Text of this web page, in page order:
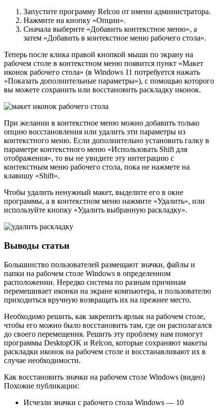
Запустите программу Relcon от имени администратора.
Нажмите на кнопку «Опции».
Сначала выберите «Добавить контекстное меню», а
затем «Добавить в контекстное меню рабочего стола».
Теперь после клика правой кнопкой мыши по экрану на
рабочем столе в контекстном меню появится пункт «Макет
иконок рабочего стола» (в Windows 11 потребуется нажать
«Показать дополнительные параметры»), с помощью которого
вы можете сохранить или восстановить раскладку иконок.
При желании в контекстное меню можно добавить только
опцию восстановления или удалить эти параметры из
контекстного меню. Если дополнительно установить галку в
параметре контекстного меню «Использовать Shift для
отображения», то вы не увидите эту интеграцию с
контекстным меню рабочего стола, пока не нажмете на
клавишу «Shift».
Чтобы удалить ненужный макет, выделите его в окне
программы, а в контекстном меню нажмите «Удалить», или
используйте кнопку «Удалить выбранную раскладку».
Выводы статьи
Большинство пользователей размещают значки, файлы и
папки на рабочем столе Windows в определенном
расположении. Нередко система по разным причинам
перемешивает иконки на экране компьютера, и пользователю
приходиться вручную возвращать их на прежнее место.
Необходимо решить, как закрепить ярлык на рабочем столе,
чтобы его можно было восстановить там, где он располагался
до своего перемещения. Решить эту проблему нам помогут
программы DesktopOK и Relcon, которые сохраняют макеты
раскладки иконок на рабочем столе и восстанавливают их в
случае необходимости.
Как восстановить значки на рабочем столе Windows (видео)
Похожие публикации:
Исчезли значки с рабочего стола Windows — 10